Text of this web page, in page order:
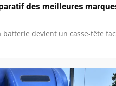
des meilleures
batterie devient un casse-tête